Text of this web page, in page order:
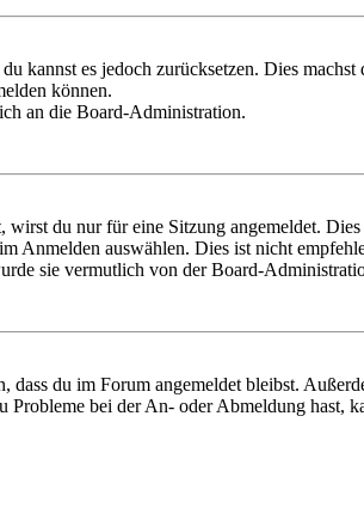
es jedoch zurücksetzen. Dies
können.
an die Board-Administration.
du nur für eine Sitzung angemeldet.
Anmelden auswählen. Dies ist nicht
sie vermutlich von der Board-
du im Forum angemeldet bleibst.
bei der An- oder Abmeldung hast,